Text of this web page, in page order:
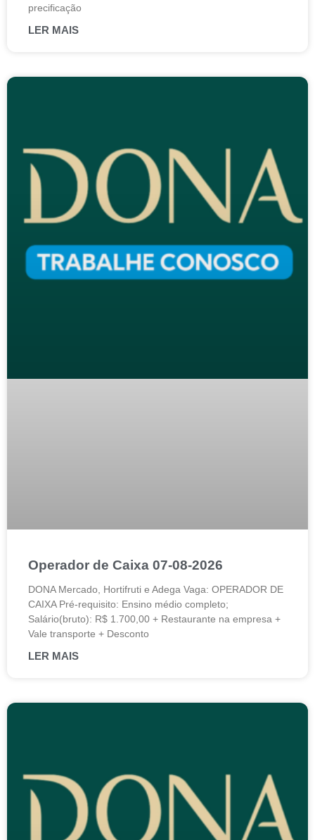
precificação
LER MAIS
Operador de Caixa 07-08-2026
DONA Mercado, Hortifruti e Adega Vaga: OPERADOR DE
CAIXA Pré-requisito: Ensino médio completo;
Salário(bruto): R$ 1.700,00 + Restaurante na empresa +
Vale transporte + Desconto
LER MAIS